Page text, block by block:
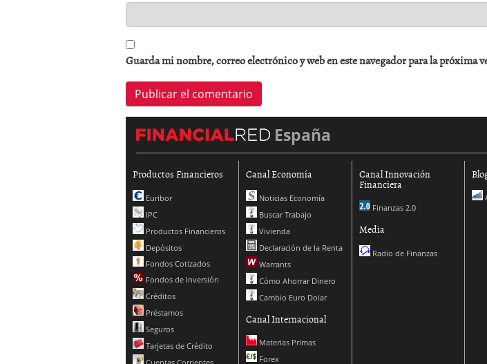
Guarda mi nombre, correo electrónico y web en este navegador para la próxima
España
Productos Financieros
Euribor
IPC
Productos Financieros
Depósitos
Fondos Cotizados
Fondos de Inversión
Créditos
Préstamos
Seguros
Tarjetas de Crédito
Canal Economía
Noticias Economía
Buscar Trabajo
Vivienda
Declaración de la Renta
Warrants
Cómo Ahorrar Dinero
Cambio Euro Dolar
Canal Internacional
Materias Primas
Forex
Canal Innovación
Financiera
Finanzas 2.0
Media
Radio de Finanzas